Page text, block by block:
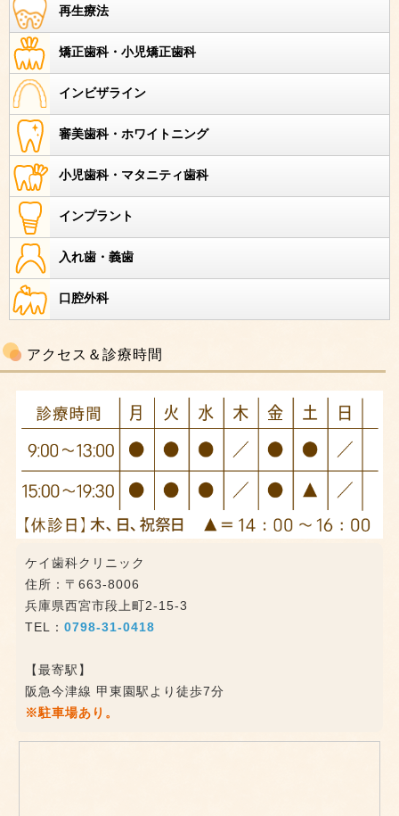
再生療法
矯正歯科・小児矯正歯科
インビザライン
審美歯科・ホワイトニング
小児歯科・マタニティ歯科
インプラント
入れ歯・義歯
口腔外科
アクセス＆診療時間
ケイ歯科クリニック
住所：〒663-8006
兵庫県西宮市段上町2-15-3
TEL： 0798-31-0418
【最寄駅】
阪急今津線 甲東園駅より徒歩7分
※駐車場あり。